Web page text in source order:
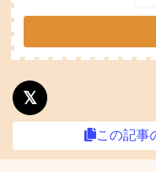
この記事